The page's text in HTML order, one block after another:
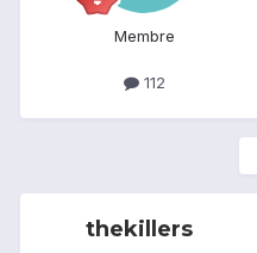
Membre
112
thekillers